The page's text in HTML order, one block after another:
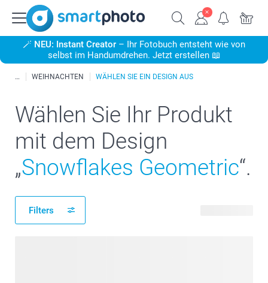
🪄 NEU: Instant Creator – Ihr Fotobuch entsteht wie von
selbst im Handumdrehen. Jetzt erstellen 📖
WEIHNACHTEN WÄHLEN SIE EIN DESIGN AUS
Wählen Sie Ihr Produkt
mit dem Design
„Snowflakes Geometric“.
Filters